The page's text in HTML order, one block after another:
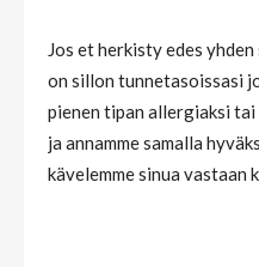
Jos et herkisty edes
on sillon tunnetasoissasi
pienen tipan allergiaksi tai
ja annamme samalla
kävelemme sinua vastaan